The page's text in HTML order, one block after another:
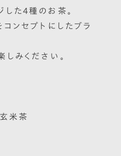
た4種のお茶。
コンセプトにしたブラ
みください。
米茶